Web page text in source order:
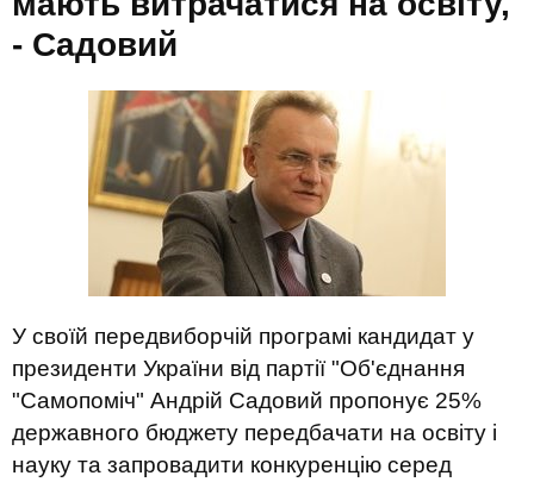
- Садовий
У своїй передвиборчій програмі кандидат у
президенти України від партії "Об'єднання
"Самопоміч" Андрій Садовий пропонує 25%
державного бюджету передбачати на освіту і
науку та запровадити конкуренцію серед